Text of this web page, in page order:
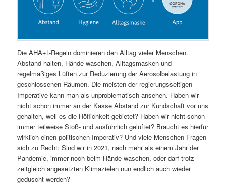
Die AHA+L-Regeln dominieren den Alltag vieler Menschen.
Abstand halten, Hände waschen, Alltagsmasken und
regelmäßiges Lüften zur Reduzierung der Aerosolbelastung in
geschlossenen Räumen. Die meisten der regierungsseitigen
Imperative kann man als unproblematisch ansehen. Haben wir
nicht schon immer an der Kasse Abstand zur Kundschaft vor uns
gehalten, weil es die Höflichkeit gebietet? Haben wir nicht schon
immer teilweise Stoß- und ausführlich gelüftet? Braucht es hierfür
wirklich einen politischen Imperativ? Und viele Menschen Fragen
sich zu Recht: Sind wir in 2021, nach mehr als einem Jahr der
Pandemie, immer noch beim Hände waschen, oder darf trotz
zeitgleich angesetzten Klimazielen nun endlich auch wieder
geduscht werden?